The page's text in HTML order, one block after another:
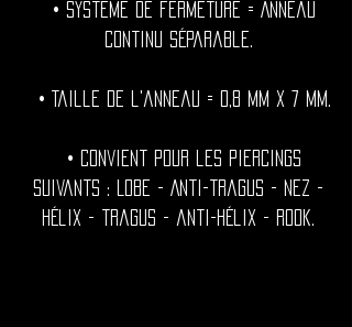
• Système de fermeture = Anneau
continu séparable.
• Taille de l'anneau = 0,8 mm x 7 mm.
• Convient pour les piercings
suivants : Lobe - Anti-tragus - Nez -
hélix - tragus - anti-hélix - rook.